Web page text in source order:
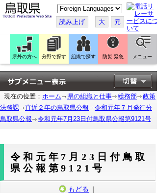
こ
の
ペ
ー
ジ
翻
訳
す
る
読み上げ 大 元
県外の方へ 分野で探す 組織で探す 防災 緊急 メニュー
現在の位置： ホーム 県の組織と仕事 総務部
政策
法務課
直近２年の鳥取県公報
令和元年７月発行分
鳥取県公報
令和元年7月23日付鳥取県公報第9121号
令和元年7月23日付鳥取
県公報第9121号
もどる ｜